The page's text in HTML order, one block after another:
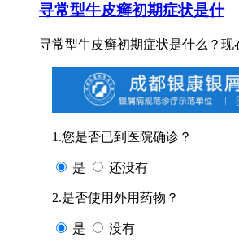
寻常型牛皮癣初期症状是什
寻常型牛皮癣初期症状是什么？现
1.您是否已到医院确诊？
是 还没有
2.是否使用外用药物？
是 没有